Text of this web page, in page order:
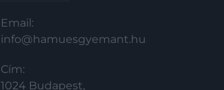
Email:
info@hamuesgyemant.hu
Cím:
1024 Budapest,